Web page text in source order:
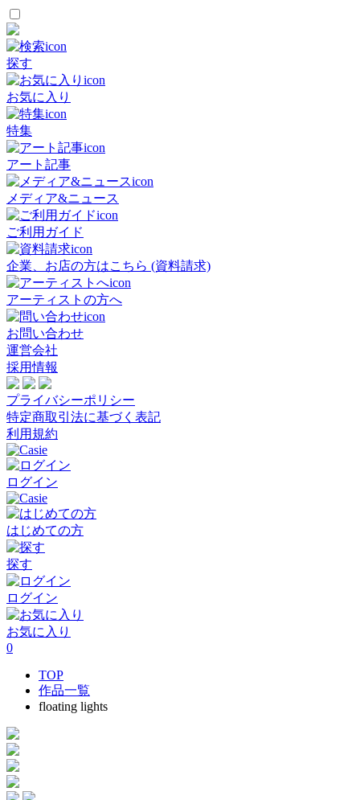
探す
お気に入り
特集
アート記事
メディア&ニュース
ご利用ガイド
企業、お店の方はこちら (資料請求)
アーティストの方へ
お問い合わせ
運営会社
採用情報
プライバシーポリシー
特定商取引法に基づく表記
利用規約
ログイン
はじめての方
探す
ログイン
お気に入り
0
TOP
作品一覧
floating lights